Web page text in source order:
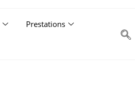
Prestations